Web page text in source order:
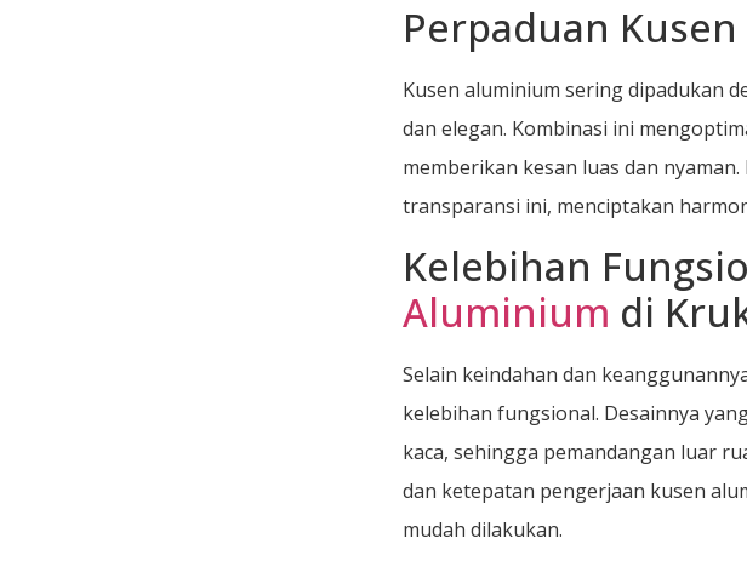
Perpaduan Kusen
Kusen aluminium sering dipadukan
dan elegan. Kombinasi ini
memberikan kesan luas dan
transparansi ini, menciptakan
Kelebihan
Aluminium di
Selain keindahan dan
kelebihan fungsional. Desainnya
kaca, sehingga pemandangan luar
dan ketepatan pengerjaan kusen
mudah dilakukan.